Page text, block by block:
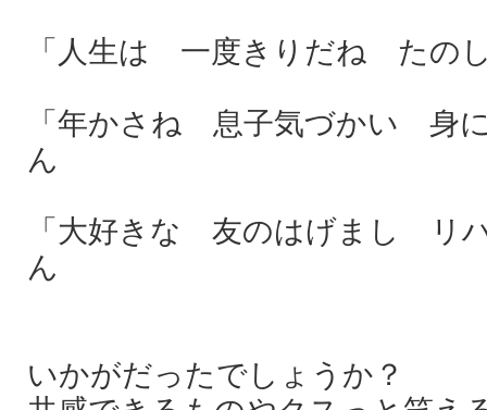
「人生は 一度きりだね たの
「年かさね 息子気づかい 身
ん
「大好きな 友のはげまし リ
ん
いかがだったでしょうか？